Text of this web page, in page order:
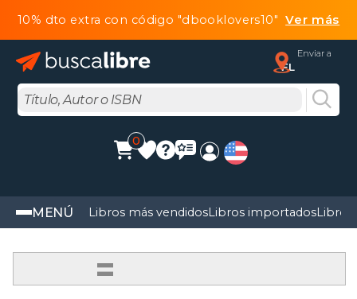
10% dto extra con código "dbooklovers10"Ver más
Enviar a
FL
0
MENÚ Libros más vendidosLibros importadosLibros
=